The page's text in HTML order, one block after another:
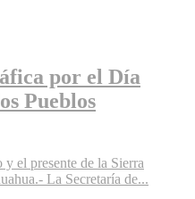
por el Día
Pueblos
el presente de la Sierra
La Secretaría de...